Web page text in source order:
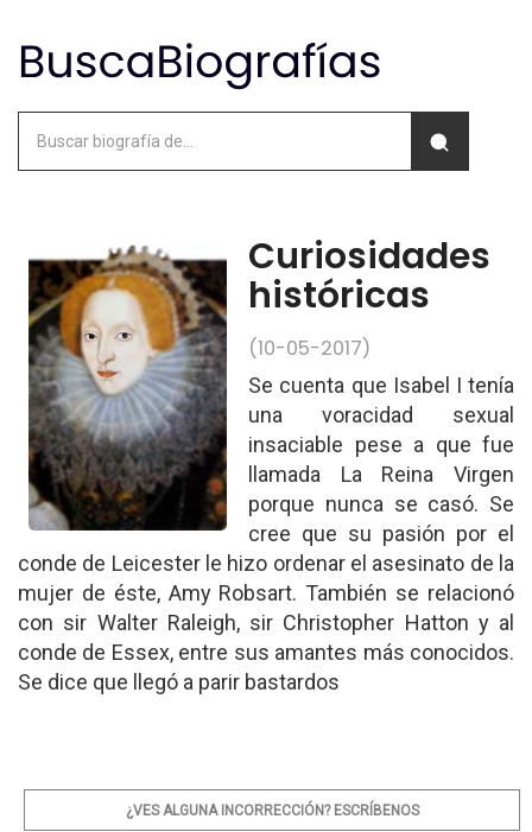
Curiosidades
históricas
(10-05-2017)
Se cuenta que Isabel I tenía
una voracidad sexual
insaciable pese a que fue
llamada La Reina Virgen
porque nunca se casó. Se
cree que su pasión por el
conde de Leicester le hizo ordenar el asesinato de la
mujer de éste, Amy Robsart. También se relacionó
con sir Walter Raleigh, sir Christopher Hatton y al
conde de Essex, entre sus amantes más conocidos.
Se dice que llegó a parir bastardos
¿VES ALGUNA INCORRECCIÓN? ESCRÍBENOS